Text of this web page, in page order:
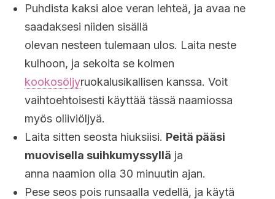
Puhdista kaksi aloe veran lehteä, ja avaa ne
saadaksesi niiden sisällä
olevan nesteen tulemaan ulos. Laita neste
kulhoon, ja sekoita se kolmen
kookosöljyruokalusikallisen kanssa. Voit
vaihtoehtoisesti käyttää tässä naamiossa
myös oliiviöljyä.
Laita sitten seosta hiuksiisi. Peitä pääsi
muovisella suihkumyssyllä ja
anna naamion olla 30 minuutin ajan.
Pese seos pois runsaalla vedellä, ja käytä